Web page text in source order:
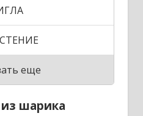
еще
шарика